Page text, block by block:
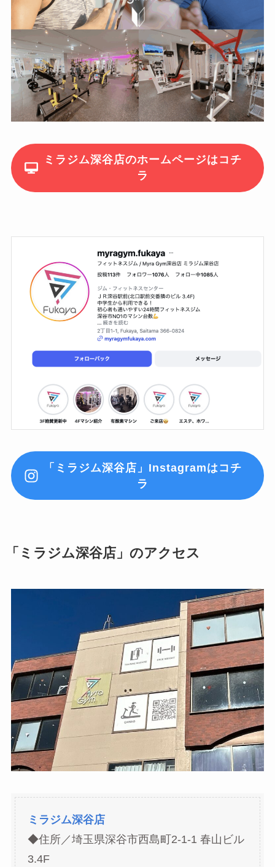
ミラジム深谷店のホームページはコチ
ラ
「ミラジム深谷店」Instagramはコチ
ラ
「ミラジム深谷店」のアクセス
ミラジム深谷店
◆住所／埼玉県深谷市西島町2-1-1 春山ビル
3.4F